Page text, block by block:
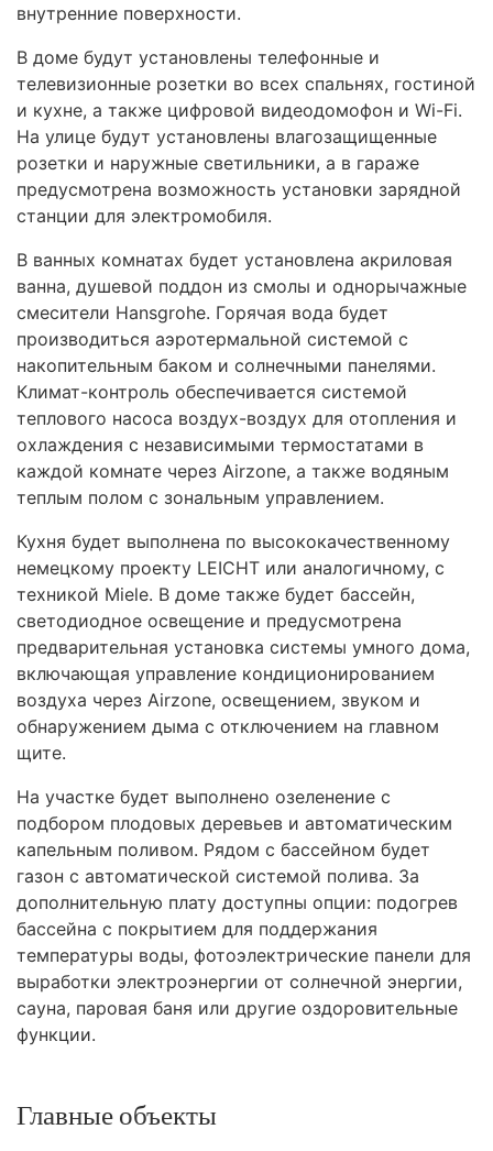
внутренние поверхности.
В доме будут установлены телефонные и
телевизионные розетки во всех спальнях, гостиной
и кухне, а также цифровой видеодомофон и Wi-Fi.
На улице будут установлены влагозащищенные
розетки и наружные светильники, а в гараже
предусмотрена возможность установки зарядной
станции для электромобиля.
В ванных комнатах будет установлена акриловая
ванна, душевой поддон из смолы и однорычажные
смесители Hansgrohe. Горячая вода будет
производиться аэротермальной системой с
накопительным баком и солнечными панелями.
Климат-контроль обеспечивается системой
теплового насоса воздух-воздух для отопления и
охлаждения с независимыми термостатами в
каждой комнате через Airzone, а также водяным
теплым полом с зональным управлением.
Кухня будет выполнена по высококачественному
немецкому проекту LEICHT или аналогичному, с
техникой Miele. В доме также будет бассейн,
светодиодное освещение и предусмотрена
предварительная установка системы умного дома,
включающая управление кондиционированием
воздуха через Airzone, освещением, звуком и
обнаружением дыма с отключением на главном
щите.
На участке будет выполнено озеленение с
подбором плодовых деревьев и автоматическим
капельным поливом. Рядом с бассейном будет
газон с автоматической системой полива. За
дополнительную плату доступны опции: подогрев
бассейна с покрытием для поддержания
температуры воды, фотоэлектрические панели для
выработки электроэнергии от солнечной энергии,
сауна, паровая баня или другие оздоровительные
функции.
Главные объекты